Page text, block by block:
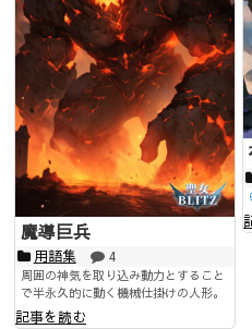
魔導巨兵
用語集 4
周囲の神気を取り込み動力とすること
で半永久的に動く機械仕掛けの人形。
記事を読む